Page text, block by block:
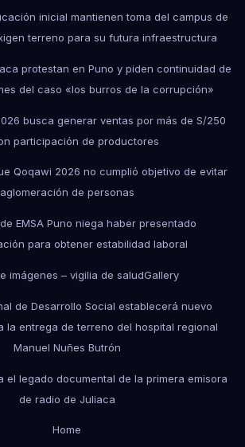
inicial mantienen toma del campus de
terreno para su futura infraestructura
protestan en Puno y piden continuidad de
del caso «los burros de la corrupción»
busca generar ventas por más de S/250
participación de productores
Qoqawi 2026 no cumplió objetivo de evitar
aglomeración de personas
EMSA Puno niega haber presentado
para obtener estabilidad laboral
imágenes – vigilia de saludGallery
de Desarrollo Social establecerá nuevo
la entrega de terreno del hospital regional
Manuel Nuñes Butrón
el legado documental de la primera emisora
de radio de Juliaca
Home